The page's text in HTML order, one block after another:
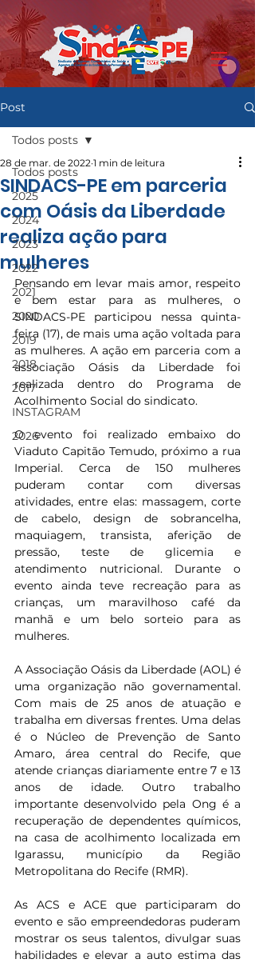
Post
Todos posts
2025
2024
2023
2022
2021
2020
2019
2018
2017
INSTAGRAM
2026
Todos posts
SINDACS-PE em parceria
com Oásis da Liberdade
realiza ação para
mulheres
28 de mar. de 2022 1 min de leitura
Pensando em levar mais amor, respeito
e bem estar para as mulheres, o
SINDACS-PE participou nessa quinta-
feira (17), de mais uma ação voltada para
as mulheres. A ação em parceria com a
associação Oásis da Liberdade foi
realizada dentro do Programa de
Acolhimento Social do sindicato.
O evento foi realizado embaixo do
Viaduto Capitão Temudo, próximo a rua
Imperial. Cerca de 150 mulheres
puderam contar com diversas
atividades, entre elas: massagem, corte
de cabelo, design de sobrancelha,
maquiagem, transista, aferição de
pressão, teste de glicemia e
atendimento nutricional. Durante o
evento ainda teve recreação para as
crianças, um maravilhoso café da
manhã e um belo sorteio para as
mulheres.
A Associação Oásis da Liberdade (AOL) é
uma organização não governamental.
Com mais de 25 anos de atuação e
trabalha em diversas frentes. Uma delas
é o Núcleo de Prevenção de Santo
Amaro, área central do Recife, que
atende crianças diariamente entre 7 e 13
anos de idade. Outro trabalho
importante desenvolvido pela Ong é a
recuperação de dependentes químicos,
na casa de acolhimento localizada em
Igarassu, município da Região
Metropolitana do Recife (RMR).
As ACS e ACE que participaram do
evento e são empreendedoras puderam
mostrar os seus talentos, divulgar suas
habilidades e elevar a auto estima das